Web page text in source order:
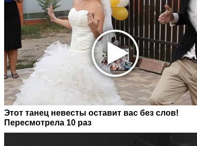
Этот танец невесты оставит вас без слов!
Пересмотрела 10 раз